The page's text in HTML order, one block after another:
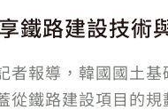
鐵路建設技術
者報導，韓國國土
從鐵路建設項目的